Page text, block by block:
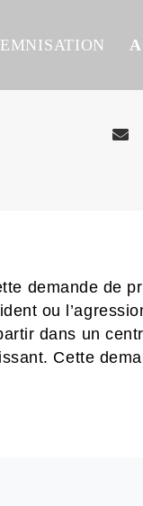
demande de
ou
dans un
Cette